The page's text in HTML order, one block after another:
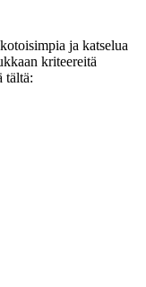
ja katselua
kriteereitä
tältä: